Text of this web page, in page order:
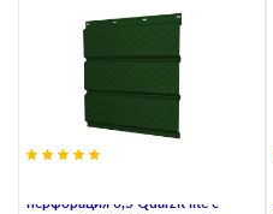
перфорация 0,5 Quarzit lite с